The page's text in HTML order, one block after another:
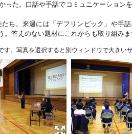
た。口話や手話でコミュニケーション
ち。来週には「デフリンピック」や手
答えのない題材にこれからも取り組みま
す。写真を選択すると別ウィンドウで大きい